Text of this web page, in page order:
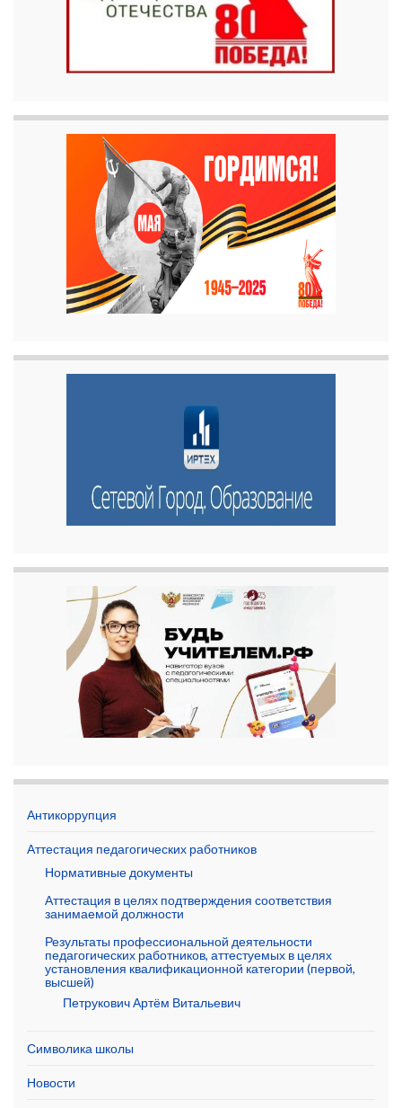
Антикоррупция
Аттестация педагогических работников
Нормативные документы
Аттестация в целях подтверждения соответствия
занимаемой должности
Результаты профессиональной деятельности
педагогических работников, аттестуемых в целях
установления квалификационной категории (первой,
высшей)
Петрукович Артём Витальевич
Символика школы
Новости